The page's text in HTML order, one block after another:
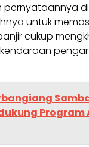
pernyataannya
untuk
cukup
Program